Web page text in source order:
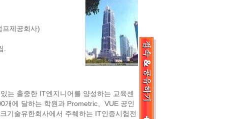
프제공회사)
는 출중한 IT엔지니어를 양성하는 교육센
에 달하는 학원과 Prometric、VUE 공인
기술유한회사에서 주췌하는 IT인증시험전